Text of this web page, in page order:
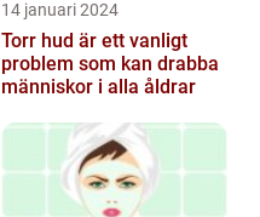
14 januari 2024
Torr hud är ett vanligt
problem som kan drabba
människor i alla åldrar